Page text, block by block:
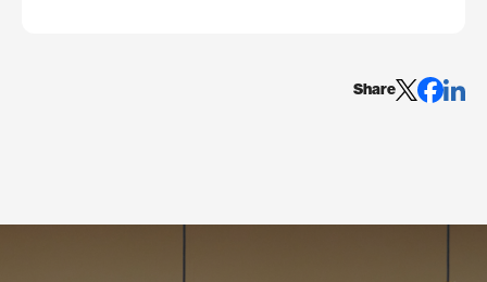
Share